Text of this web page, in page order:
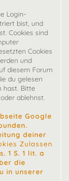
Login-
bist, und
Cookies sind
Cookies
und
diesem Forum
du gelesen
hast. Bitte
ablehnst.
Google
deiner
Zulassen
1 S. 1 lit. a
die
in unserer